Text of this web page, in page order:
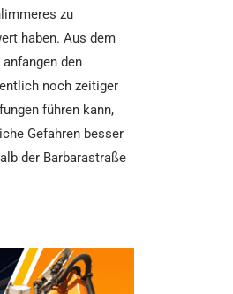
zu
haben. Aus dem
den
noch zeitiger
führen kann,
Gefahren besser
der Barbarastraße